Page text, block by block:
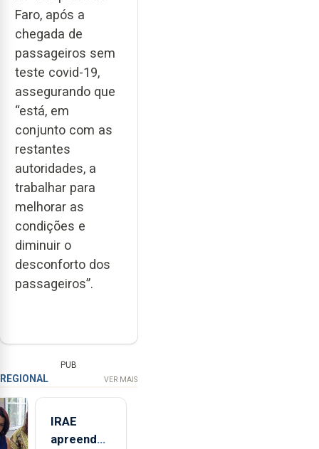
Faro, após a
chegada de
passageiros sem
teste covid-19,
assegurando que
“está, em
conjunto com as
restantes
autoridades, a
trabalhar para
melhorar as
condições e
diminuir o
desconforto dos
passageiros”.
PUB
REGIONAL VER MAIS
IRAE
apreendeu